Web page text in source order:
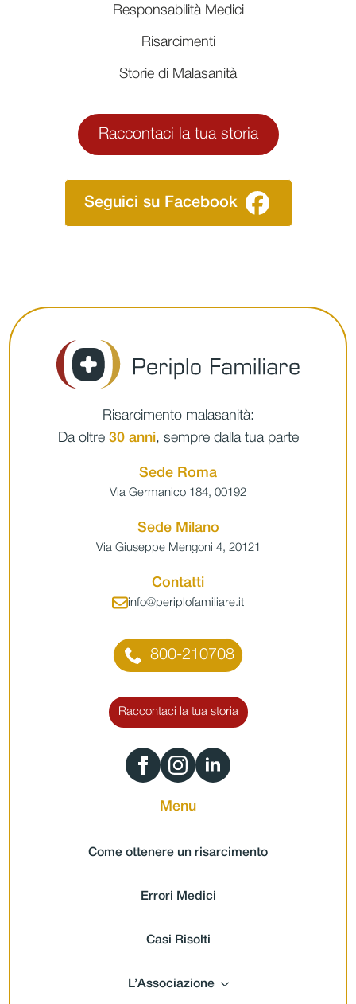
Responsabilità Medici
Risarcimenti
Storie di Malasanità
Raccontaci la tua storia
Seguici su Facebook
Risarcimento malasanità:
Da oltre 30 anni, sempre dalla tua parte
Sede Roma
Via Germanico 184, 00192
Sede Milano
Via Giuseppe Mengoni 4, 20121
Contatti
info@periplofamiliare.it
800-210708
Raccontaci la tua storia
Menu
Come ottenere un risarcimento
Errori Medici
Casi Risolti
L’Associazione